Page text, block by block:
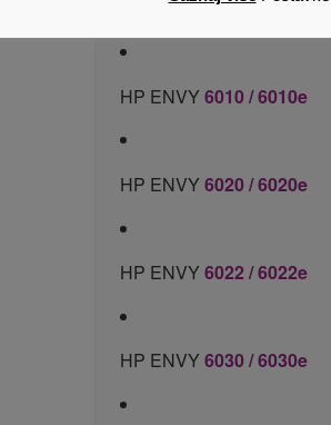
HP ENVY6000
HP ENVY6010 / 6010e
HP ENVY6020 / 6020e
HP ENVY6022 / 6022e
HP ENVY6030 / 6030e